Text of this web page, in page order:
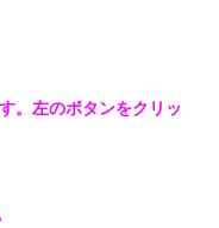
。左のボタンをクリッ